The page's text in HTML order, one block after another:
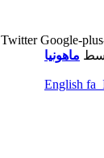
Twitter Google-
ماهونیا
English